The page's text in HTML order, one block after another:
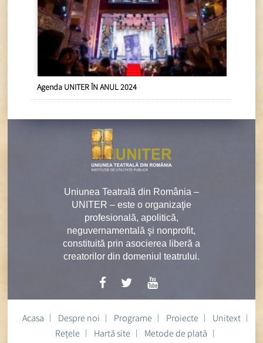
Agenda UNITER ÎN ANUL 2024
Uniunea Teatrală din România –
UNITER – este o organizaţie
profesională, apolitică,
neguvernamentală şi nonprofit,
constituită prin asocierea liberă a
creatorilor din domeniul teatrului.
Acasa Despre noi Programe Proiecte
Unitext
Rețele
Hartă site
Metode de plată